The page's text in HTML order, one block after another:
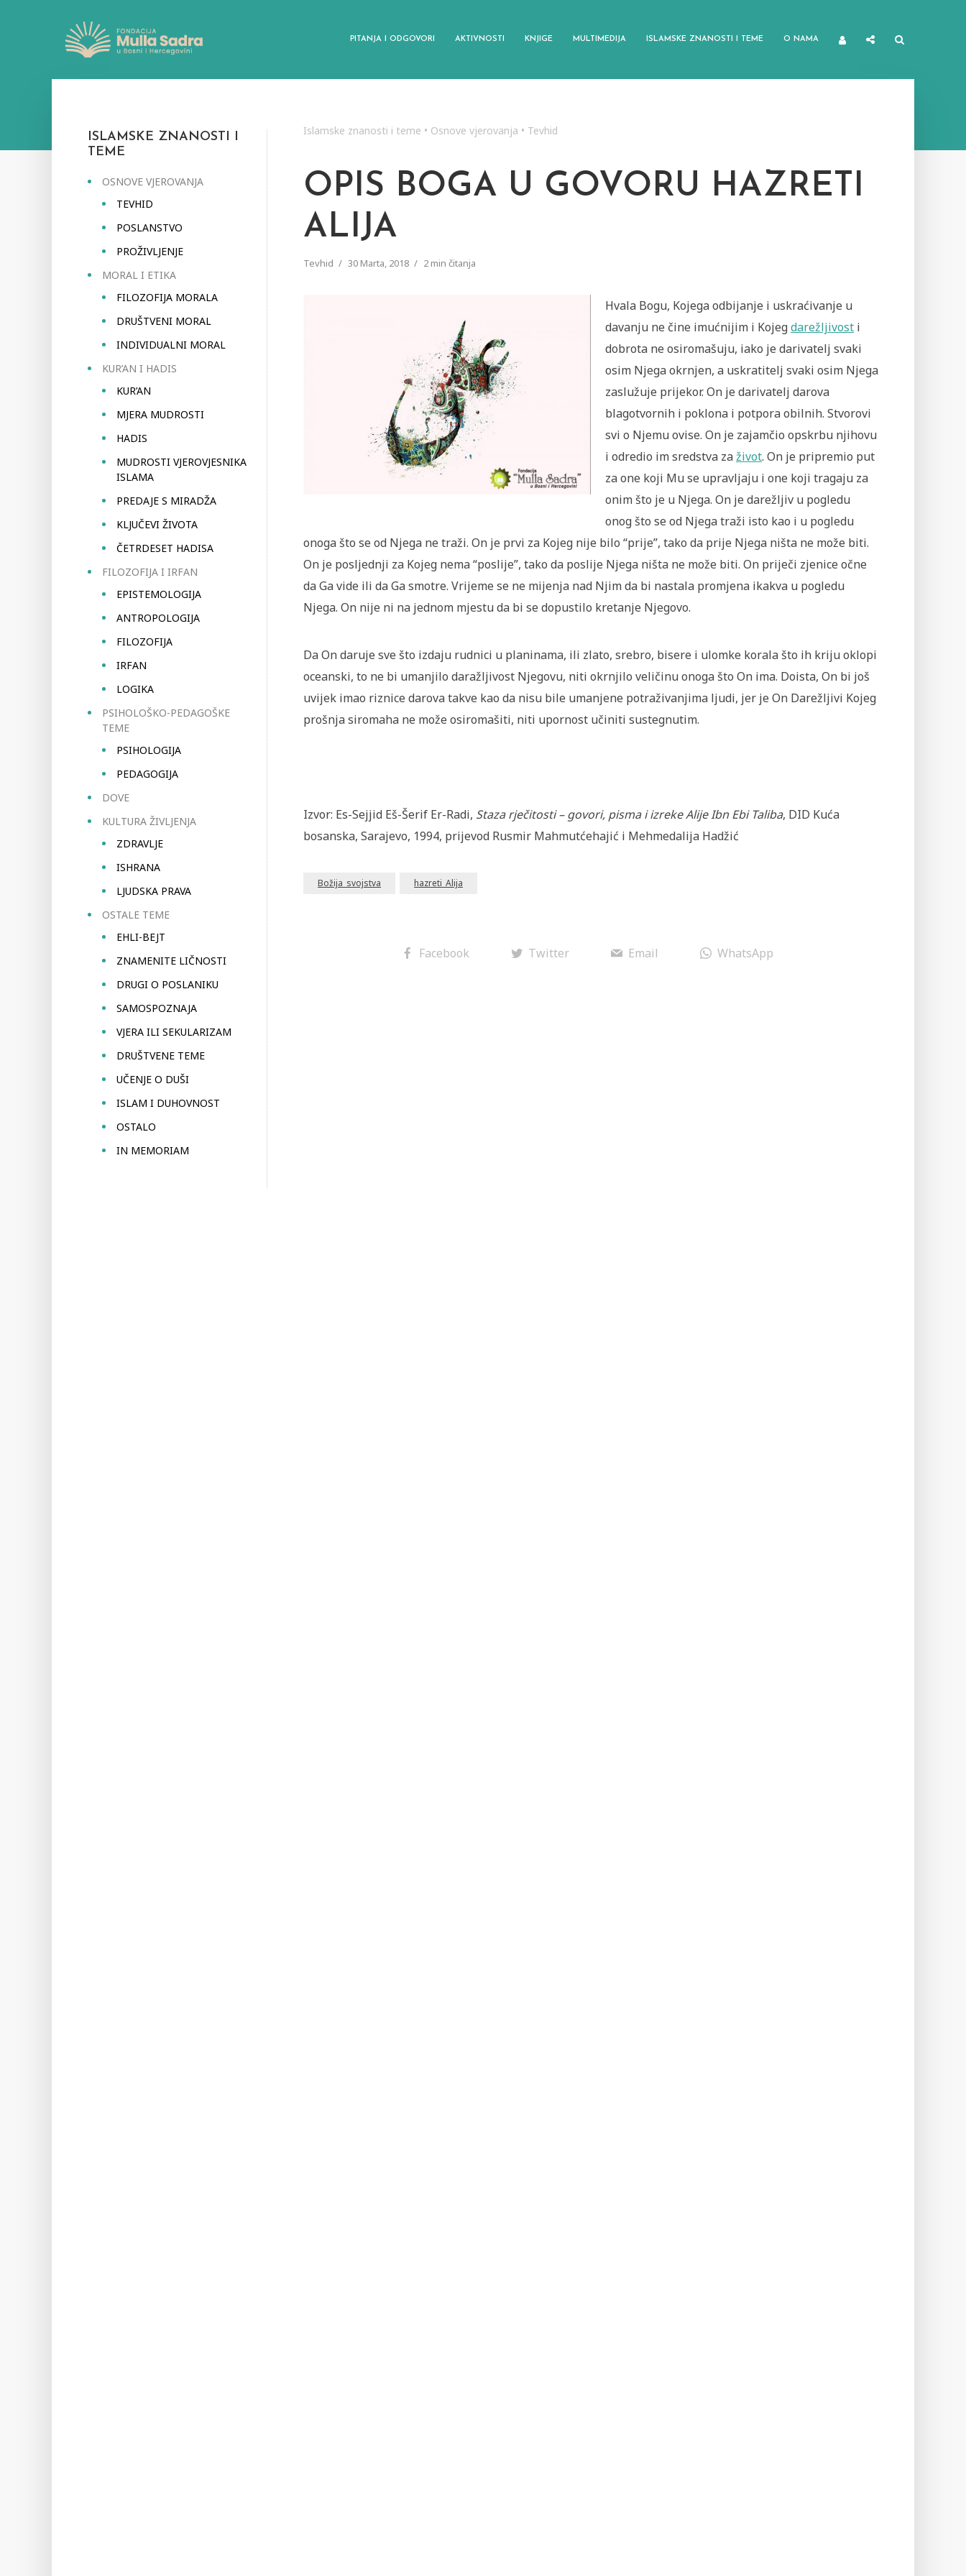
PITANJA I ODGOVORI AKTIVNOSTI KNJIGE MULTIMEDIJA ISLAMSKE ZNANOSTI I TEME O NAMA
ISLAMSKE ZNANOSTI I
TEME
OSNOVE VJEROVANJA
TEVHID
POSLANSTVO
PROŽIVLJENJE
MORAL I ETIKA
FILOZOFIJA MORALA
DRUŠTVENI MORAL
INDIVIDUALNI MORAL
KUR’AN I HADIS
KUR’AN
MJERA MUDROSTI
HADIS
MUDROSTI VJEROVJESNIKA
ISLAMA
PREDAJE S MIRADŽA
KLJUČEVI ŽIVOTA
ČETRDESET HADISA
FILOZOFIJA I IRFAN
EPISTEMOLOGIJA
ANTROPOLOGIJA
FILOZOFIJA
IRFAN
LOGIKA
PSIHOLOŠKO-PEDAGOŠKE
TEME
PSIHOLOGIJA
PEDAGOGIJA
DOVE
KULTURA ŽIVLJENJA
ZDRAVLJE
ISHRANA
LJUDSKA PRAVA
OSTALE TEME
EHLI-BEJT
ZNAMENITE LIČNOSTI
DRUGI O POSLANIKU
SAMOSPOZNAJA
VJERA ILI SEKULARIZAM
DRUŠTVENE TEME
UČENJE O DUŠI
ISLAM I DUHOVNOST
OSTALO
IN MEMORIAM
Islamske znanosti i teme • Osnove vjerovanja • Tevhid
OPIS BOGA U GOVORU HAZRETI
ALIJA
Tevhid 30 Marta, 2018 2 min čitanja
Hvala Bogu, Kojega odbijanje i uskraćivanje u
davanju ne čine imućnijim i Kojegdarežljivost i
dobrota ne osiromašuju, iako je darivatelj svaki
osim Njega okrnjen, a uskratitelj svaki osim Njega
zaslužuje prijekor. On je darivatelj darova
blagotvornih i poklona i potpora obilnih. Stvorovi
svi o Njemu ovise. On je zajamčio opskrbu njihovu
i odredio im sredstva zaživot. On je pripremio put
za one koji Mu se upravljaju i one koji tragaju za
onim što je u Njega. On je darežljiv u pogledu
onog što se od Njega traži isto kao i u pogledu
onoga što se od Njega ne traži. On je prvi za Kojeg nije bilo “prije”, tako da prije Njega ništa ne može biti.
On je posljednji za Kojeg nema “poslije”, tako da poslije Njega ništa ne može biti. On priječi zjenice očne
da Ga vide ili da Ga smotre. Vrijeme se ne mijenja nad Njim da bi nastala promjena ikakva u pogledu
Njega. On nije ni na jednom mjestu da bi se dopustilo kretanje Njegovo.
Da On daruje sve što izdaju rudnici u planinama, ili zlato, srebro, bisere i ulomke korala što ih kriju oklopi
oceanski, to ne bi umanjilo daražljivost Njegovu, niti okrnjilo veličinu onoga što On ima. Doista, On bi još
uvijek imao riznice darova takve kao da nisu bile umanjene potraživanjima ljudi, jer je On Darežljivi Kojeg
prošnja siromaha ne može osiromašiti, niti upornost učiniti sustegnutim.
Izvor: Es-Sejjid Eš-Šerif Er-Radi, Staza rječitosti – govori, pisma i izreke Alije Ibn Ebi Taliba, DID Kuća
bosanska, Sarajevo, 1994, prijevod Rusmir Mahmutćehajić i Mehmedalija Hadžić
Božija_svojstva hazreti_Alija
Facebook Twitter Email WhatsApp